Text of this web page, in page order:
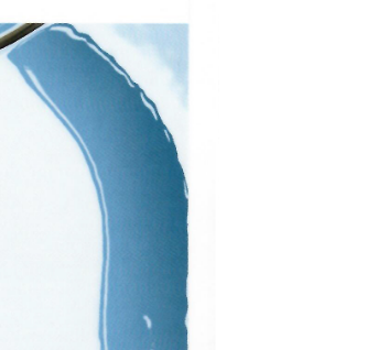
，可用于ECG，
（运用piezo-crystal技
高品质的通气治疗监测
引体积描记发RIP）